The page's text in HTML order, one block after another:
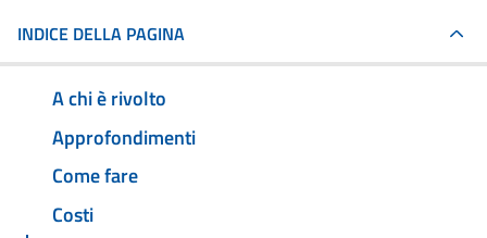
INDICE DELLA PAGINA
A chi è rivolto
Approfondimenti
Come fare
Costi